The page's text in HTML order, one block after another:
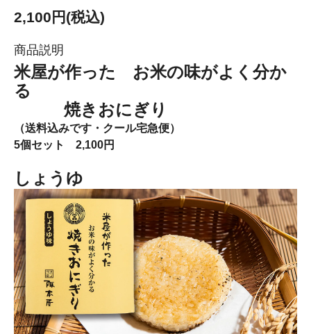
2,100円(税込)
商品説明
米屋が作った お米の味がよく分か
る
焼きおにぎり
（送料込みです・クール宅急便）
5個セット 2,100円
しょうゆ